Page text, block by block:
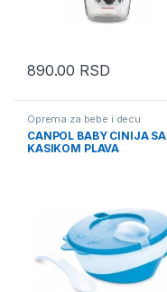
890.00 RSD
Oprema za bebe i decu
CANPOL BABY CINIJA SA
KASIKOM PLAVA